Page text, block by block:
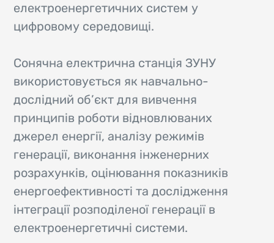
електроенергетичних систем у
цифровому середовищі.
Сонячна електрична станція ЗУНУ
використовується як навчально-
дослідний об’єкт для вивчення
принципів роботи відновлюваних
джерел енергії, аналізу режимів
генерації, виконання інженерних
розрахунків, оцінювання показників
енергоефективності та дослідження
інтеграції розподіленої генерації в
електроенергетичні системи.